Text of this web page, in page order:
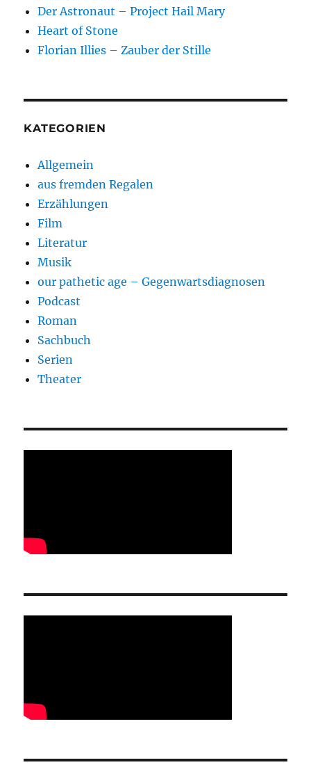
Der Astronaut – Project Hail Mary
Heart of Stone
Florian Illies – Zauber der Stille
KATEGORIEN
Allgemein
aus fremden Regalen
Erzählungen
Film
Literatur
Musik
our pathetic age – Gegenwartsdiagnosen
Podcast
Roman
Sachbuch
Serien
Theater